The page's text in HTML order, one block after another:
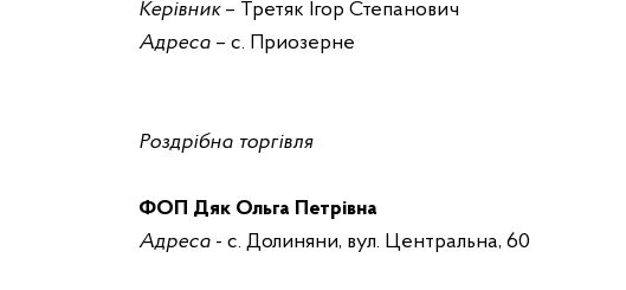
Керівник – Третяк Ігор Степанович
Адреса – с. Приозерне
Роздрібна торгівля
ФОП Дяк Ольга Петрівна
Адреса - с. Долиняни, вул. Центральна, 60